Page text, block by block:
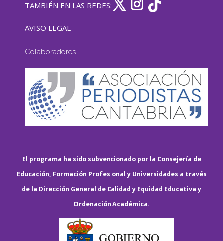
TAMBIÉN EN LAS REDES:
AVISO LEGAL
Colaboradores
El programa ha sido subvencionado por la Consejería de
Educación, Formación Profesional y Universidades a través
de la Dirección General de Calidad y Equidad Educativa y
Ordenación Académica.